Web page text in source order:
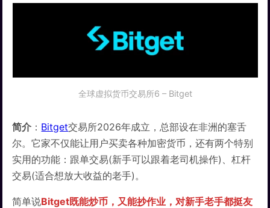
全球虚拟货币交易所6 – Bitget
简介 ： Bitget交易所2026年成立，总部设在非洲的塞舌
尔。它家不仅能让用户买卖各种加密货币，还有两个特别
实用的功能：跟单交易(新手可以跟着老司机操作)、杠杆
交易(适合想放大收益的老手)。
简单说Bitget既能炒币，又能抄作业，对新手老手都挺友